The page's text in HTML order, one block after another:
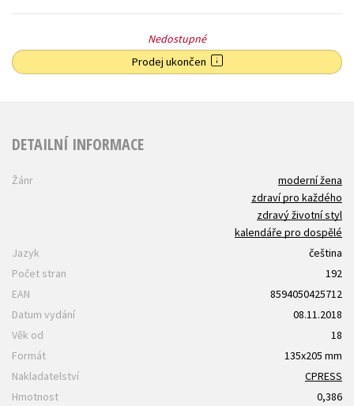
Nedostupné
Prodej ukončen
DETAILNÍ INFORMACE
Žánr
moderní žena
zdraví pro každého
zdravý životní styl
kalendáře pro dospělé
Jazyk
čeština
Počet stran
192
EAN
8594050425712
Datum vydání
08.11.2018
Věk od
18
Formát
135x205 mm
Nakladatelství
CPRESS
Hmotnost
0,386